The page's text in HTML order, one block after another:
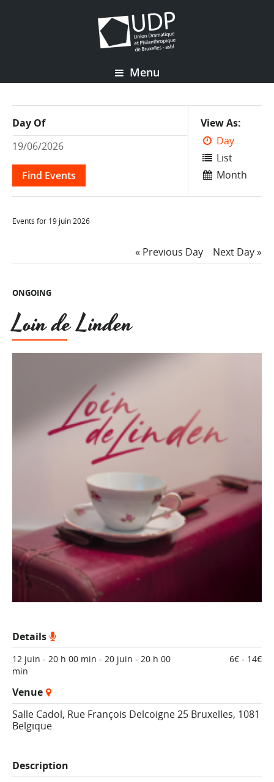
Menu
Event
Views
Navigation
View As
Day
List
Month
Day Of
Events for 19 juin 2026
Navigation
« Previous Day Next Day»
ONGOING
Loin de Linden
Details
12 juin - 20 h 00 min - 20 juin - 20 h 00
min
6€ - 14€
Venue
Salle Cadol, Rue François Delcoigne 25 Bruxelles, 1081
Belgique
Description